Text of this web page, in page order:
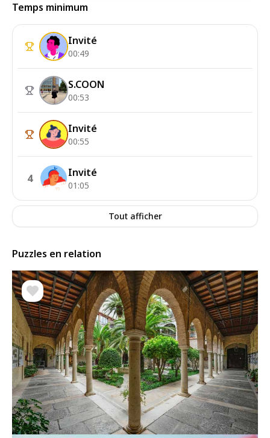
Temps minimum
Invité
00:49
S.COON
00:53
Invité
00:55
4 Invité
01:05
Tout afficher
Puzzles en relation